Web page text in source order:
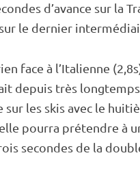
d’avance sur la
le dernier
face à l’Italienne
depuis très
sur les skis avec le
, elle pourra prétendre à
secondes de la